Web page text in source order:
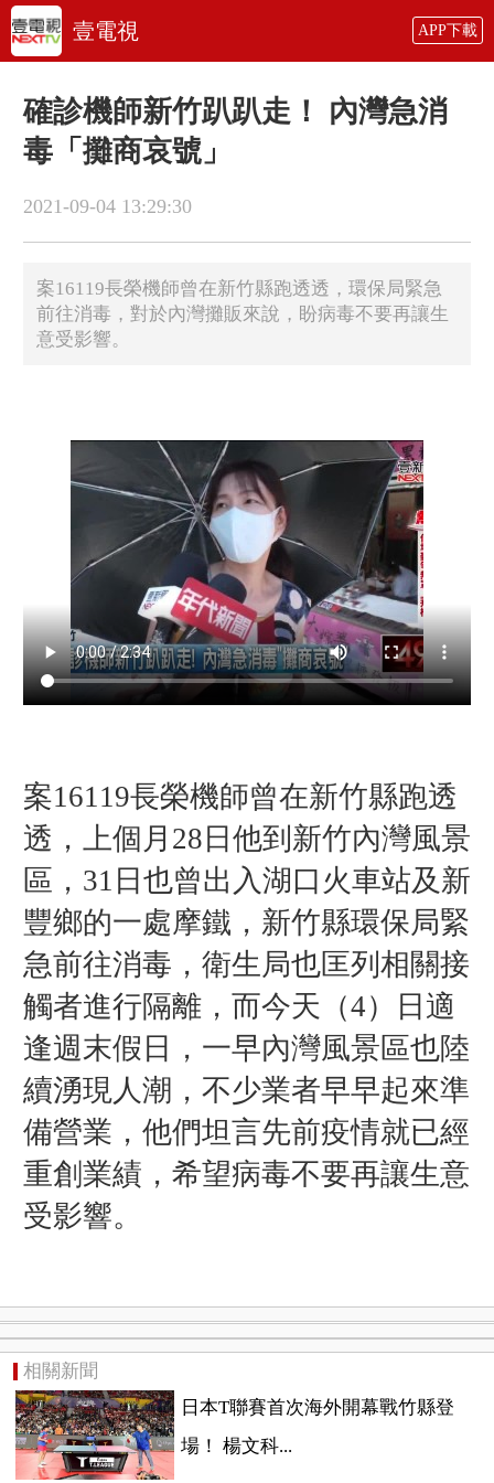
壹電視 APP下載
確診機師新竹趴趴走！ 內灣急消
毒「攤商哀號」
2021-09-04 13:29:30
案16119長榮機師曾在新竹縣跑透透，環保局緊急
前往消毒，對於內灣攤販來說，盼病毒不要再讓生
意受影響。
案16119長榮機師曾在新竹縣跑透
透，上個月28日他到新竹內灣風景
區，31日也曾出入湖口火車站及新
豐鄉的一處摩鐵，新竹縣環保局緊
急前往消毒，衛生局也匡列相關接
觸者進行隔離，而今天（4）日適
逢週末假日，一早內灣風景區也陸
續湧現人潮，不少業者早早起來準
備營業，他們坦言先前疫情就已經
重創業績，希望病毒不要再讓生意
受影響。
相關新聞
日本T聯賽首次海外開幕戰竹縣登
場！ 楊文科...